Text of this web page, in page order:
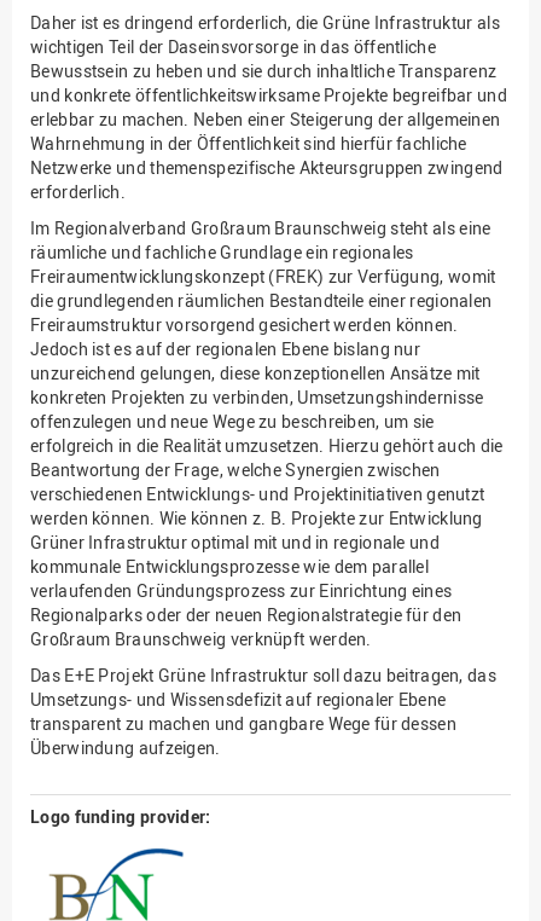
Daher ist es dringend erforderlich, die Grüne Infrastruktur als
wichtigen Teil der Daseinsvorsorge in das öffentliche
Bewusstsein zu heben und sie durch inhaltliche Transparenz
und konkrete öffentlichkeitswirksame Projekte begreifbar und
erlebbar zu machen. Neben einer Steigerung der allgemeinen
Wahrnehmung in der Öffentlichkeit sind hierfür fachliche
Netzwerke und themenspezifische Akteursgruppen zwingend
erforderlich.
Im Regionalverband Großraum Braunschweig steht als eine
räumliche und fachliche Grundlage ein regionales
Freiraumentwicklungskonzept (FREK) zur Verfügung, womit
die grundlegenden räumlichen Bestandteile einer regionalen
Freiraumstruktur vorsorgend gesichert werden können.
Jedoch ist es auf der regionalen Ebene bislang nur
unzureichend gelungen, diese konzeptionellen Ansätze mit
konkreten Projekten zu verbinden, Umsetzungshindernisse
offenzulegen und neue Wege zu beschreiben, um sie
erfolgreich in die Realität umzusetzen. Hierzu gehört auch die
Beantwortung der Frage, welche Synergien zwischen
verschiedenen Entwicklungs- und Projektinitiativen genutzt
werden können. Wie können z. B. Projekte zur Entwicklung
Grüner Infrastruktur optimal mit und in regionale und
kommunale Entwicklungsprozesse wie dem parallel
verlaufenden Gründungsprozess zur Einrichtung eines
Regionalparks oder der neuen Regionalstrategie für den
Großraum Braunschweig verknüpft werden.
Das E+E Projekt Grüne Infrastruktur soll dazu beitragen, das
Umsetzungs- und Wissensdefizit auf regionaler Ebene
transparent zu machen und gangbare Wege für dessen
Überwindung aufzeigen.
Logo funding provider: